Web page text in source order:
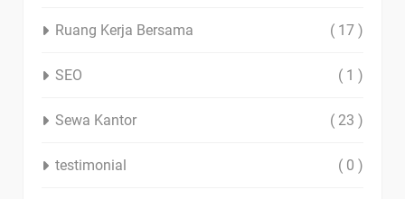
Ruang Kerja Bersama ( 17 )
SEO ( 1 )
Sewa Kantor ( 23 )
testimonial ( 0 )